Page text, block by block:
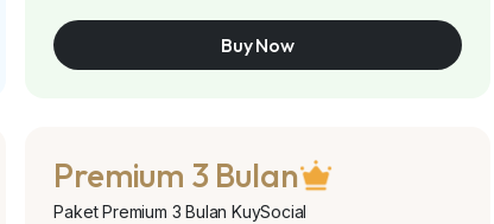
Buy Now
Premium 3 Bulan
Paket Premium 3 Bulan KuySocial